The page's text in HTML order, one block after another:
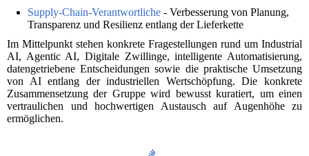
Supply-Chain-Verantwortliche - Verbesserung von Planung,
Transparenz und Resilienz entlang der Lieferkette
Im Mittelpunkt stehen konkrete Fragestellungen rund um Industrial
AI, Agentic AI, Digitale Zwillinge, intelligente Automatisierung,
datengetriebene Entscheidungen sowie die praktische Umsetzung
von AI entlang der industriellen Wertschöpfung. Die konkrete
Zusammensetzung der Gruppe wird bewusst kuratiert, um einen
vertraulichen und hochwertigen Austausch auf Augenhöhe zu
ermöglichen.